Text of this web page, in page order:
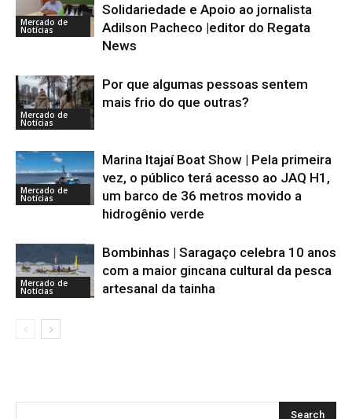
Mercado de
Notícias
Solidariedade e Apoio ao jornalista
Adilson Pacheco |editor do Regata
News
Mercado de
Notícias
Por que algumas pessoas sentem
mais frio do que outras?
Mercado de
Notícias
Marina Itajaí Boat Show | Pela primeira
vez, o público terá acesso ao JAQ H1,
um barco de 36 metros movido a
hidrogênio verde
Mercado de
Notícias
Bombinhas | Saragaço celebra 10 anos
com a maior gincana cultural da pesca
artesanal da tainha